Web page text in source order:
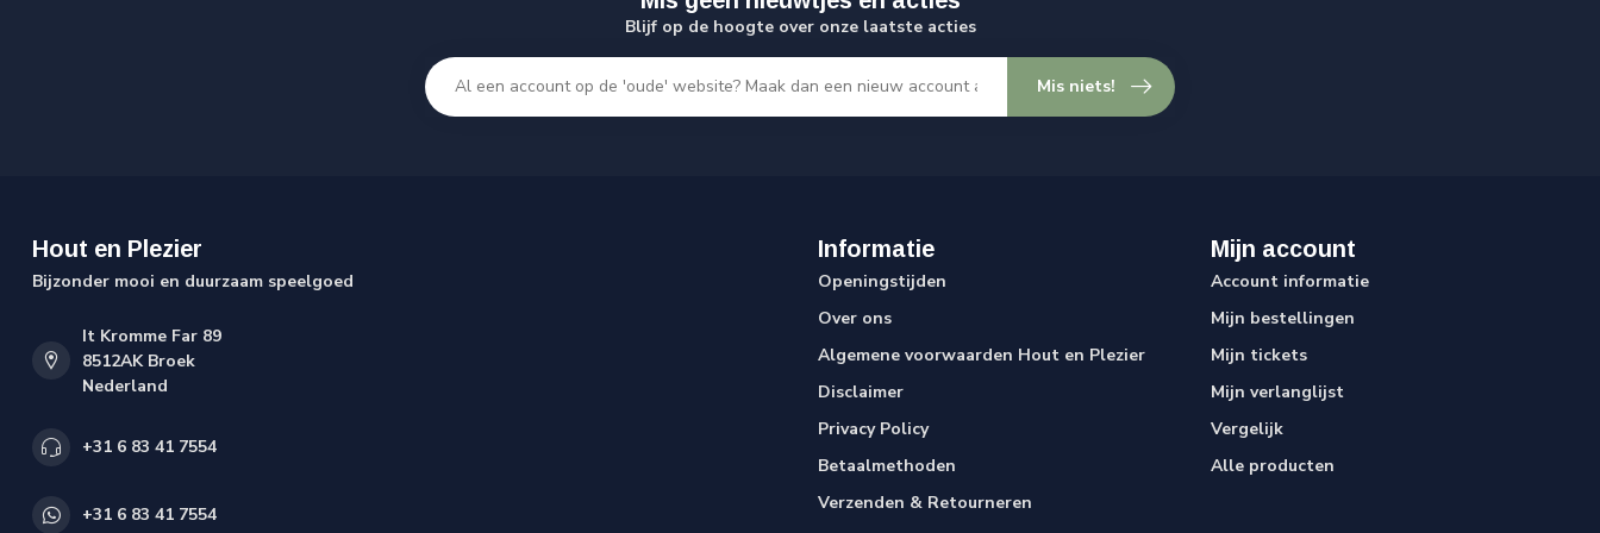
Blijf op de hoogte over onze laatste acties
Mis niets!
Hout en Plezier
Bijzonder mooi en duurzaam speelgoed
It Kromme Far 89
8512AK Broek
Nederland
+31 6 83 41 7554
+31 6 83 41 7554
Informatie
Openingstijden
Over ons
Algemene voorwaarden Hout en Plezier
Disclaimer
Privacy Policy
Betaalmethoden
Verzenden & Retourneren
Mijn account
Account informatie
Mijn bestellingen
Mijn tickets
Mijn verlanglijst
Vergelijk
Alle producten